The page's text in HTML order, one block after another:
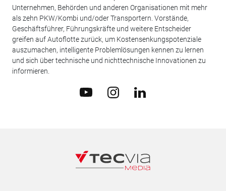
Unternehmen, Behörden und anderen Organisationen mit mehr
als zehn PKW/Kombi und/oder Transportern. Vorstände,
Geschäftsführer, Führungskräfte und weitere Entscheider
greifen auf Autoflotte zurück, um Kostensenkungspotenziale
auszumachen, intelligente Problemlösungen kennen zu lernen
und sich über technische und nichttechnische Innovationen zu
informieren.